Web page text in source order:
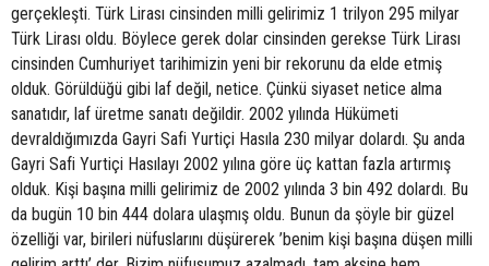
gerçekleşti. Türk Lirası cinsinden milli gelirimiz 1 trilyon 295 milyar
Türk Lirası oldu. Böylece gerek dolar cinsinden gerekse Türk Lirası
cinsinden Cumhuriyet tarihimizin yeni bir rekorunu da elde etmiş
olduk. Görüldüğü gibi laf değil, netice. Çünkü siyaset netice alma
sanatıdır, laf üretme sanatı değildir. 2002 yılında Hükümeti
devraldığımızda Gayri Safi Yurtiçi Hasıla 230 milyar dolardı. Şu anda
Gayri Safi Yurtiçi Hasılayı 2002 yılına göre üç kattan fazla artırmış
olduk. Kişi başına milli gelirimiz de 2002 yılında 3 bin 492 dolardı. Bu
da bugün 10 bin 444 dolara ulaşmış oldu. Bunun da şöyle bir güzel
özelliği var, birileri nüfuslarını düşürerek ’benim kişi başına düşen milli